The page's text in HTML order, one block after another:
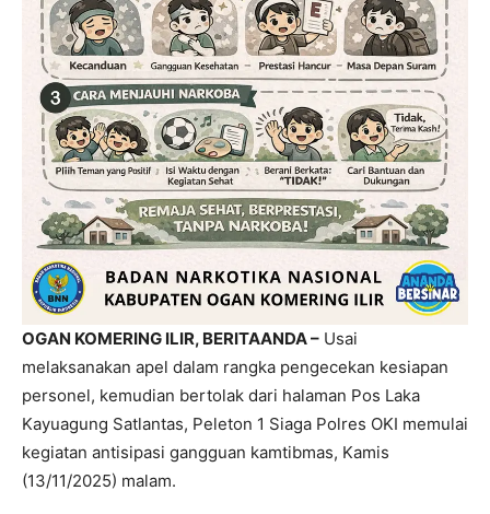
OGAN KOMERING ILIR, BERITAANDA – Usai
melaksanakan apel dalam rangka pengecekan kesiapan
personel, kemudian bertolak dari halaman Pos Laka
Kayuagung Satlantas, Peleton 1 Siaga Polres OKI memulai
kegiatan antisipasi gangguan kamtibmas, Kamis
(13/11/2025) malam.